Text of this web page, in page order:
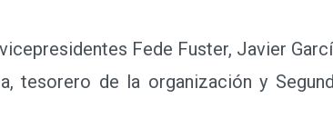
Fede Fuster, Javier
tesorero de la organización y